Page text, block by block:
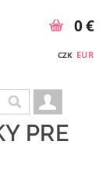
CZK EUR
0 €
PRE